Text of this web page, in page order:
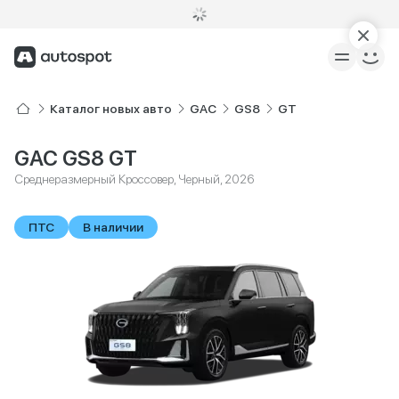
Каталог новых авто GAC GS8 GT
GAC GS8 GT
Среднеразмерный Кроссовер, Черный, 2026
ПТС В наличии